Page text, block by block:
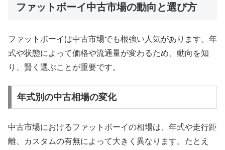
ファットボーイ中古市場の動向と選び方
ファットボーイは中古市場でも根強い人気があります。年
式や状態によって価格や流通量が変わるため、動向を知
り、賢く選ぶことが重要です。
年式別の中古相場の変化
中古市場におけるファットボーイの相場は、年式や走行距
離、カスタムの有無によって大きく異なります。たとえ